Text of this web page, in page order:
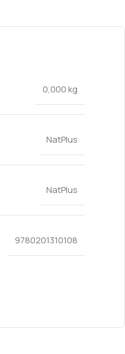
0,000 kg
NatPlus
NatPlus
9780201310108